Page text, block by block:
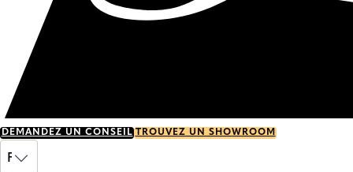
DEMANDEZ UN CONSEIL TROUVEZ UN SHOWROOM